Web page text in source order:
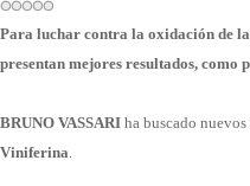
Para luchar contra la oxidación de
presentan mejores resultados, como
BRUNO VASSARI ha buscado
Viniferina.